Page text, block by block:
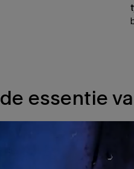
de essentie